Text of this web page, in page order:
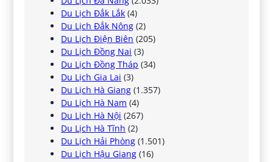
Du Lịch Đắk Lắk (4)
Du Lịch Đắk Nông (2)
Du Lịch Điện Biên (205)
Du Lịch Đồng Nai (3)
Du Lịch Đồng Tháp (34)
Du Lịch Gia Lai (3)
Du Lịch Hà Giang (1.357)
Du Lịch Hà Nam (4)
Du Lịch Hà Nội (267)
Du Lịch Hà Tĩnh (2)
Du Lịch Hải Phòng (1.501)
Du Lịch Hậu Giang (16)